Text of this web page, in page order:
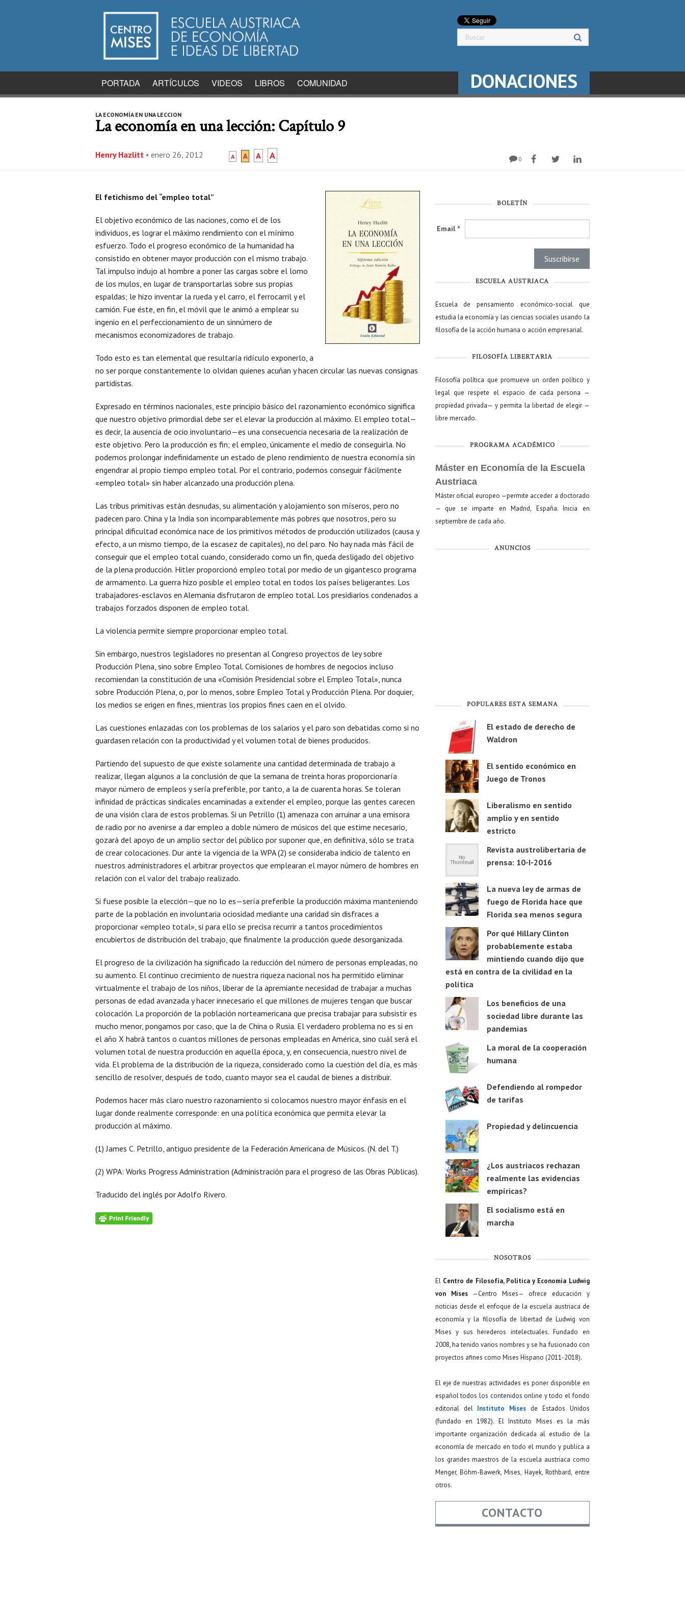
PORTADA ARTÍCULOS VIDEOS LIBROS COMUNIDAD DONACIONES
LA ECONOMÍA EN UNA LECCION
La economía en una lección: Capítulo 9
Henry Hazlitt • enero 26, 2012 A A A A 0
El fetichismo del “empleo total”
El objetivo económico de las naciones, como el de los
individuos, es lograr el máximo rendimiento con el mínimo
esfuerzo. Todo el progreso económico de la humanidad ha
consistido en obtener mayor producción con el mismo trabajo.
Tal impulso indujo al hombre a poner las cargas sobre el lomo
de los mulos, en lugar de transportarlas sobre sus propias
espaldas; le hizo inventar la rueda y el carro, el ferrocarril y el
camión. Fue éste, en fin, el móvil que le animó a emplear su
ingenio en el perfeccionamiento de un sinnúmero de
mecanismos economizadores de trabajo.
Todo esto es tan elemental que resultaría ridículo exponerlo, a
no ser porque constantemente lo olvidan quienes acuñan y hacen circular las nuevas consignas
partidistas.
Expresado en términos nacionales, este principio básico del razonamiento económico significa
que nuestro objetivo primordial debe ser el elevar la producción al máximo. El empleo total—
es decir, la ausencia de ocio involuntario—es una consecuencia necesaria de la realización de
este objetivo. Pero la producción es fin; el empleo, únicamente el medio de conseguirla. No
podemos prolongar indefinidamente un estado de pleno rendimiento de nuestra economía sin
engendrar al propio tiempo empleo total. Por el contrario, podemos conseguir fácilmente
«empleo total» sin haber alcanzado una producción plena.
Las tribus primitivas están desnudas, su alimentación y alojamiento son míseros, pero no
padecen paro. China y la India son incomparablemente más pobres que nosotros, pero su
principal dificultad económica nace de los primitivos métodos de producción utilizados (causa y
efecto, a un mismo tiempo, de la escasez de capitales), no del paro. No hay nada más fácil de
conseguir que el empleo total cuando, considerado como un fin, queda desligado del objetivo
de la plena producción. Hitler proporcionó empleo total por medio de un gigantesco programa
de armamento. La guerra hizo posible el empleo total en todos los países beligerantes. Los
trabajadores-esclavos en Alemania disfrutaron de empleo total. Los presidiarios condenados a
trabajos forzados disponen de empleo total.
La violencia permite siempre proporcionar empleo total.
Sin embargo, nuestros legisladores no presentan al Congreso proyectos de ley sobre
Producción Plena, sino sobre Empleo Total. Comisiones de hombres de negocios incluso
recomiendan la constitución de una «Comisión Presidencial sobre el Empleo Total», nunca
sobre Producción Plena, o, por lo menos, sobre Empleo Total y Producción Plena. Por doquier,
los medios se erigen en fines, mientras los propios fines caen en el olvido.
Las cuestiones enlazadas con los problemas de los salarios y el paro son debatidas como si no
guardasen relación con la productividad y el volumen total de bienes producidos.
Partiendo del supuesto de que existe solamente una cantidad determinada de trabajo a
realizar, llegan algunos a la conclusión de que la semana de treinta horas proporcionaría
mayor número de empleos y sería preferible, por tanto, a la de cuarenta horas. Se toleran
infinidad de prácticas sindicales encaminadas a extender el empleo, porque las gentes carecen
de una visión clara de estos problemas. Si un Petrillo (1) amenaza con arruinar a una emisora
de radio por no avenirse a dar empleo a doble número de músicos del que estime necesario,
gozará del apoyo de un amplio sector del público por suponer que, en definitiva, sólo se trata
de crear colocaciones. Dur ante la vigencia de la WPA (2) se consideraba indicio de talento en
nuestros administradores el arbitrar proyectos que emplearan el mayor número de hombres en
relación con el valor del trabajo realizado.
Si fuese posible la elección—que no lo es—sería preferible la producción máxima manteniendo
parte de la población en involuntaria ociosidad mediante una caridad sin disfraces a
proporcionar «empleo total», si para ello se precisa recurrir a tantos procedimientos
encubiertos de distribución del trabajo, que finalmente la producción quede desorganizada.
El progreso de la civilización ha significado la reducción del número de personas empleadas, no
su aumento. El continuo crecimiento de nuestra riqueza nacional nos ha permitido eliminar
virtualmente el trabajo de los niños, liberar de la apremiante necesidad de trabajar a muchas
personas de edad avanzada y hacer innecesario el que millones de mujeres tengan que buscar
colocación. La proporción de la población norteamericana que precisa trabajar para subsistir es
mucho menor, pongamos por caso, que la de China o Rusia. El verdadero problema no es si en
el año X habrá tantos o cuantos millones de personas empleadas en América, sino cuál será el
volumen total de nuestra producción en aquella época, y, en consecuencia, nuestro nivel de
vida. El problema de la distribución de la riqueza, considerado como la cuestión del día, es más
sencillo de resolver, después de todo, cuanto mayor sea el caudal de bienes a distribuir.
Podemos hacer más claro nuestro razonamiento si colocamos nuestro mayor énfasis en el
lugar donde realmente corresponde: en una política económica que permita elevar la
producción al máximo.
(1) James C. Petrillo, antiguo presidente de la Federación Americana de Músicos. (N. del T.)
(2) WPA: Works Progress Administration (Administración para el progreso de las Obras Públicas).
Traducido del inglés por Adolfo Rivero.
BOLETÍN
Email *
ESCUELA AUSTRIACA
Escuela de pensamiento económico-social que
estudia la economía y las ciencias sociales usando la
filosofía de la acción humana o acción empresarial.
FILOSOFÍA LIBERTARIA
Filosofía política que promueve un orden político y
legal que respete el espacio de cada persona —
propiedad privada— y permita la libertad de elegir —
libre mercado.
PROGRAMA ACADÉMICO
Máster en Economía de la Escuela
Austriaca
Máster oficial europeo —permite acceder a doctorado
— que se imparte en Madrid, España. Inicia en
septiembre de cada año.
ANUNCIOS
POPULARES ESTA SEMANA
El estado de derecho de
Waldron
El sentido económico en
Juego de Tronos
Liberalismo en sentido
amplio y en sentido
estricto
Revista austrolibertaria de
prensa: 10-I-2016
La nueva ley de armas de
fuego de Florida hace que
Florida sea menos segura
Por qué Hillary Clinton
probablemente estaba
mintiendo cuando dijo que
está en contra de la civilidad en la
política
Los beneficios de una
sociedad libre durante las
pandemias
La moral de la cooperación
humana
Defendiendo al rompedor
de tarifas
Propiedad y delincuencia
¿Los austriacos rechazan
realmente las evidencias
empíricas?
El socialismo está en
marcha
NOSOTROS
El Centro de Filosofía, Política y Economía Ludwig
von Mises—Centro Mises— ofrece educación y
noticias desde el enfoque de la escuela austriaca de
economía y la filosofía de libertad de Ludwig von
Mises y sus herederos intelectuales. Fundado en
2008, ha tenido varios nombres y se ha fusionado con
proyectos afines como Mises Hispano (2011-2018).
El eje de nuestras actividades es poner disponible en
español todos los contenidos online y todo el fondo
editorial del Instituto Mises de Estados Unidos
(fundado en 1982). El Instituto Mises es la más
importante organización dedicada al estudio de la
economía de mercado en todo el mundo y publica a
los grandes maestros de la escuela austriaca como
Menger, Böhm-Bawerk, Mises, Hayek, Rothbard, entre
otros.
CONTACTO